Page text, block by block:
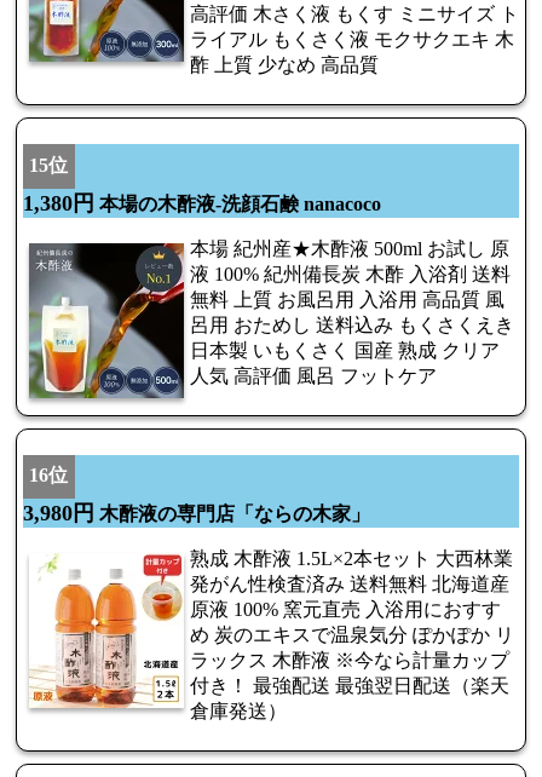
高評価 木さく液 もくす ミニサイズ ト
ライアル もくさく液 モクサクエキ 木
酢 上質 少なめ 高品質
15位
1,380円 本場の木酢液-洗顔石鹸 nanacoco
本場 紀州産★木酢液 500ml お試し 原
液 100% 紀州備長炭 木酢 入浴剤 送料
無料 上質 お風呂用 入浴用 高品質 風
呂用 おためし 送料込み もくさくえき
日本製 いもくさく 国産 熟成 クリア
人気 高評価 風呂 フットケア
16位
3,980円 木酢液の専門店「ならの木家」
熟成 木酢液 1.5L×2本セット 大西林業
発がん性検査済み 送料無料 北海道産
原液 100% 窯元直売 入浴用におすす
め 炭のエキスで温泉気分 ぽかぽか リ
ラックス 木酢液 ※今なら計量カップ
付き！ 最強配送 最強翌日配送（楽天
倉庫発送）